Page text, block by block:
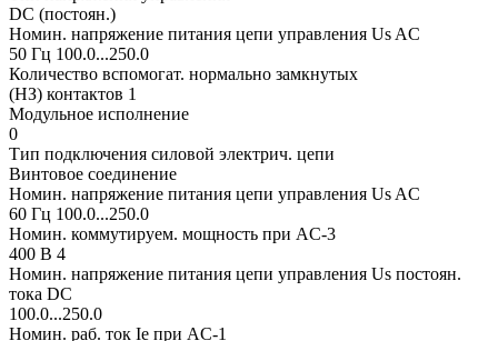
DC (постоян.)
Номин. напряжение питания цепи управления Us AC
50 Гц 100.0...250.0
Количество вспомогат. нормально замкнутых
(НЗ) контактов 1
Модульное исполнение
0
Тип подключения силовой электрич. цепи
Винтовое соединение
Номин. напряжение питания цепи управления Us AC
60 Гц 100.0...250.0
Номин. коммутируем. мощность при AC-3
400 В 4
Номин. напряжение питания цепи управления Us постоян.
тока DC
100.0...250.0
Номин. раб. ток Ie при AC-1